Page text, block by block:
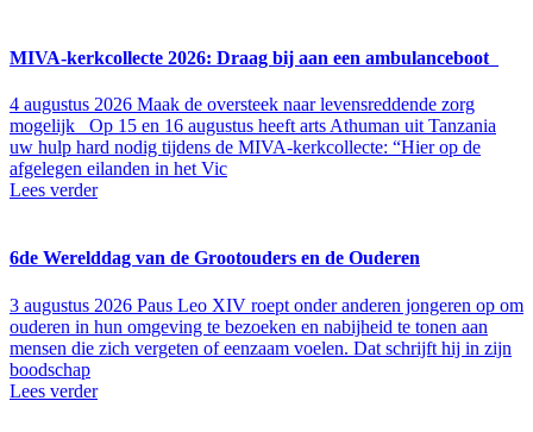
MIVA-kerkcollecte 2026: Draag bij aan een ambulanceboot
4 augustus 2026 Maak de oversteek naar levensreddende zorg
mogelijk Op 15 en 16 augustus heeft arts Athuman uit Tanzania
uw hulp hard nodig tijdens de MIVA-kerkcollecte: “Hier op de
afgelegen eilanden in het Vic
Lees verder
6de Wereld­dag van de Groot­ouders en de Ouderen
3 augustus 2026 Paus Leo XIV roept onder anderen jon­ge­ren op om
ouderen in hun omge­ving te bezoeken en nabij­heid te tonen aan
mensen die zich vergeten of een­zaam voelen. Dat schrijft hij in zijn
bood­schap
Lees verder